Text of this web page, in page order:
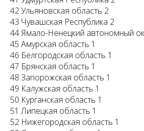
42 Ульяновская область 2
43 Чувашская Республика 2
44 Ямало-Ненецкий автономный
45 Амурская область 1
46 Белгородская область 1
47 Брянская область 1
48 Запорожская область 1
49 Калужская область 1
50 Курганская область 1
51 Липецкая область 1
52 Нижегородская область 1